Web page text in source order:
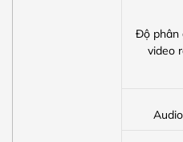
Độ phân
video
Audio